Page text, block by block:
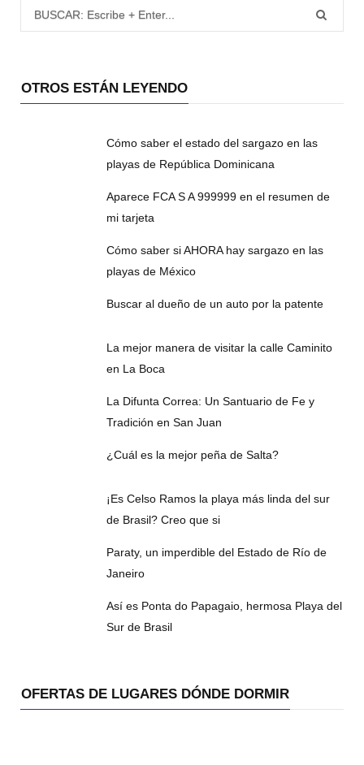
OTROS ESTÁN LEYENDO
Cómo saber el estado del sargazo en las
playas de República Dominicana
Aparece FCA S A 999999 en el resumen de
mi tarjeta
Cómo saber si AHORA hay sargazo en las
playas de México
Buscar al dueño de un auto por la patente
La mejor manera de visitar la calle Caminito
en La Boca
La Difunta Correa: Un Santuario de Fe y
Tradición en San Juan
¿Cuál es la mejor peña de Salta?
¡Es Celso Ramos la playa más linda del sur
de Brasil? Creo que si
Paraty, un imperdible del Estado de Río de
Janeiro
Así es Ponta do Papagaio, hermosa Playa del
Sur de Brasil
OFERTAS DE LUGARES DÓNDE DORMIR